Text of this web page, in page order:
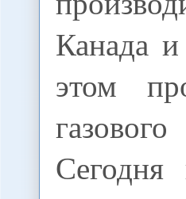
Канада
этом